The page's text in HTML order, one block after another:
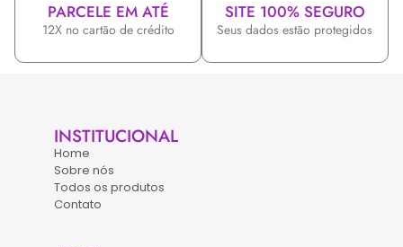
PARCELE EM ATÉ
12X no cartão de crédito
SITE 100% SEGURO
Seus dados estão protegidos
INSTITUCIONAL
Home
Sobre nós
Todos os produtos
Contato